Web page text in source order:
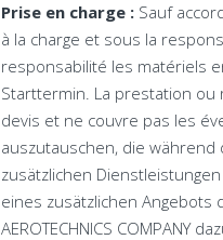
Prise en charge: Sauf
à la charge et sous la
responsabilité les matériels
Starttermin. La prestation ou
devis et ne couvre pas les
auszutauschen, die
zusätzlichen
eines zusätzlichen Angebots
AEROTECHNICS